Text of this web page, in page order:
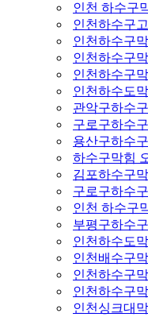
인천 하수구
인천하수구
인천하수구
인천하수구
인천하수구
인천하수도
관악구하수
구로구하수
용산구하수
하수구막힘
김포하수구
구로구하수
인천 하수구
부평구하수
인천하수도
인천배수구
인천하수구
인천하수구
인천싱크대